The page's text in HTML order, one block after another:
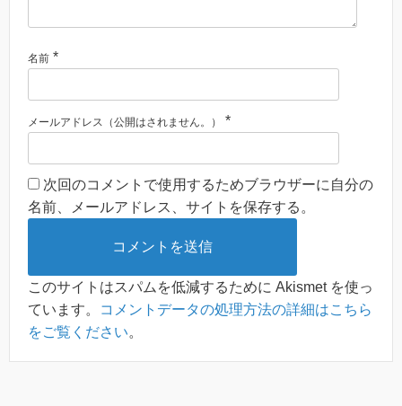
名前 *
メールアドレス（公開はされません。） *
次回のコメントで使用するためブラウザーに自分の
名前、メールアドレス、サイトを保存する。
このサイトはスパムを低減するために Akismet を使っ
ています。
コメントデータの処理方法の詳細はこちら
をご覧ください。